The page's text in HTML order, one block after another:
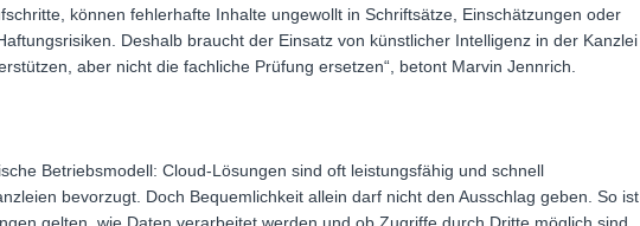
können fehlerhafte Inhalte ungewollt in Schriftsätze, Einschätzungen oder
Deshalb braucht der Einsatz von künstlicher Intelligenz in der Kanzlei
aber nicht die fachliche Prüfung ersetzen“, betont Marvin Jennrich.
Betriebsmodell: Cloud-Lösungen sind oft leistungsfähig und schnell
bevorzugt. Doch Bequemlichkeit allein darf nicht den Ausschlag geben. So ist